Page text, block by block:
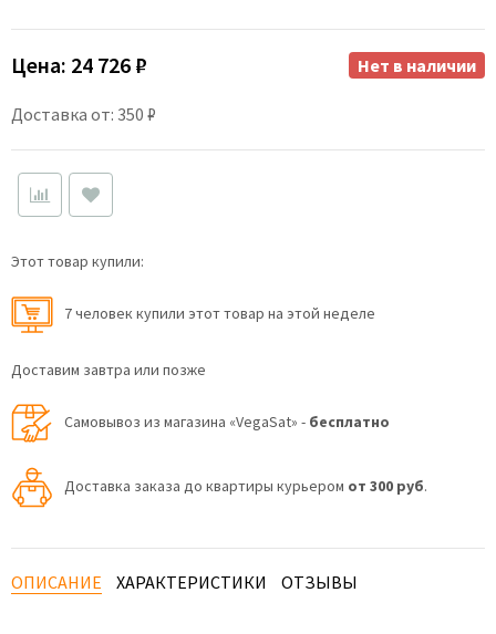
Цена: 24 726 ₽
Доставка от: 350 ₽
Нет в наличии
Этот товар купили:
7 человек купили этот товар на этой неделе
Доставим завтра или позже
Самовывоз из магазина «VegaSat» - бесплатно
Доставка заказа до квартиры курьером от 300 руб.
ОПИСАНИЕ ХАРАКТЕРИСТИКИ ОТЗЫВЫ